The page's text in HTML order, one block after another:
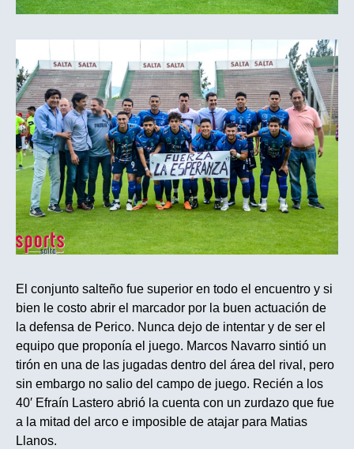
El conjunto salteño fue superior en todo el encuentro y si
bien le costo abrir el marcador por la buen actuación de
la defensa de Perico. Nunca dejo de intentar y de ser el
equipo que proponía el juego. Marcos Navarro sintió un
tirón en una de las jugadas dentro del área del rival, pero
sin embargo no salio del campo de juego. Recién a los
40′ Efraín Lastero abrió la cuenta con un zurdazo que fue
a la mitad del arco e imposible de atajar para Matias
Llanos.